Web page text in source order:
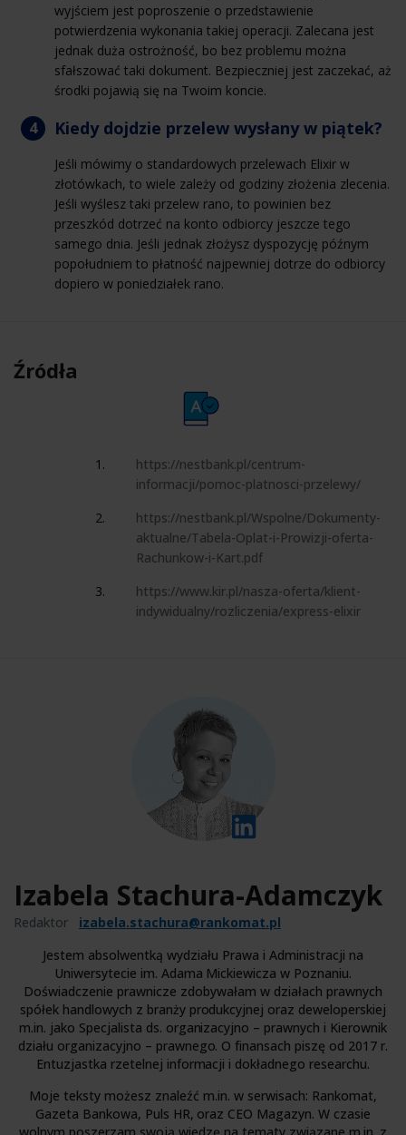
wyjściem jest poproszenie o przedstawienie
potwierdzenia wykonania takiej operacji. Zalecana jest
jednak duża ostrożność, bo bez problemu można
sfałszować taki dokument. Bezpieczniej jest zaczekać, aż
środki pojawią się na Twoim koncie.
Kiedy dojdzie przelew wysłany w piątek?
Jeśli mówimy o standardowych przelewach Elixir w
złotówkach, to wiele zależy od godziny złożenia zlecenia.
Jeśli wyślesz taki przelew rano, to powinien bez
przeszkód dotrzeć na konto odbiorcy jeszcze tego
samego dnia. Jeśli jednak złożysz dyspozycję późnym
popołudniem to płatność najpewniej dotrze do odbiorcy
dopiero w poniedziałek rano.
Źródła
https://nestbank.pl/centrum-
informacji/pomoc-platnosci-przelewy/
https://nestbank.pl/Wspolne/Dokumenty-
aktualne/Tabela-Oplat-i-Prowizji-oferta-
Rachunkow-i-Kart.pdf
https://www.kir.pl/nasza-oferta/klient-
indywidualny/rozliczenia/express-elixir
Izabela Stachura-Adamczyk
Redaktor
izabela.stachura@rankomat.pl
Jestem absolwentką wydziału Prawa i Administracji na
Uniwersytecie im. Adama Mickiewicza w Poznaniu.
Doświadczenie prawnicze zdobywałam w działach prawnych
spółek handlowych z branży produkcyjnej oraz deweloperskiej
m.in. jako Specjalista ds. organizacyjno – prawnych i Kierownik
działu organizacyjno – prawnego. O finansach piszę od 2017 r.
Entuzjastka rzetelnej informacji i dokładnego researchu.
Moje teksty możesz znaleźć m.in. w serwisach: Rankomat,
Gazeta Bankowa, Puls HR, oraz CEO Magazyn. W czasie
wolnym poszerzam swoją wiedzę na tematy związane m.in. z